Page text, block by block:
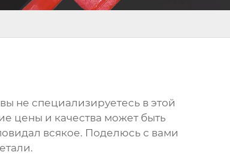
не специализируетесь в этой
цены и качества может быть
всякое. Поделюсь с вами